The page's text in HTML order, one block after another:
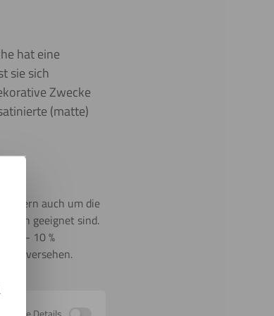
hat eine
sie sich
Zwecke
(matte)
auch um die
geeignet sind.
+/- 10 %
versehen.